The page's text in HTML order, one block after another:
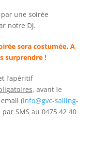
une soirée
notre DJ.
sera costumée. A
surprendre !
l’apéritif
, avant le
(info@gvc-sailing-
SMS au 0475 42 40